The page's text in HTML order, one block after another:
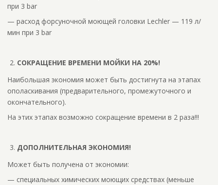
при 3 bar
— расход форсуночной моющей головки Lechler — 119 л/
мин при 3 bar
СОКРАЩЕНИЕ ВРЕМЕНИ МОЙКИ НА 20%!
Наибольшая экономия может быть достигнута на этапах
ополаскивания (предварительного, промежуточного и
окончательного).
На этих этапах возможно сокращение времени в 2 раза!!!
ДОПОЛНИТЕЛЬНАЯ ЭКОНОМИЯ!
Может быть получена от экономии:
— специальных химических моющих средствах (меньше